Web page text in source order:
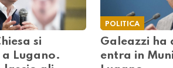
si
Lugano.
POLITICA
Galeazzi ha
entra in